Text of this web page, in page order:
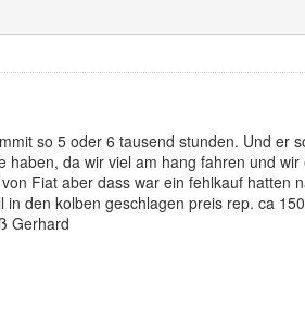
so 5 oder 6 tausend stunden. Und er
haben, da wir viel am hang fahren und
Fiat aber dass war ein fehlkauf hatten
in den kolben geschlagen preis rep. ca
Gerhard